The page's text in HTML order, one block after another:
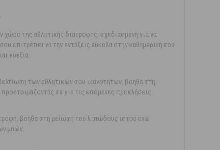
της αθλητικής διατροφής, σχεδιασμένη για να
επιτρέπει να την εντάξεις εύκολα στην καθημερινή σου
ευεξία.
των αθλητικών σου ικανοτήτων, βοηθά στη
σε για τις επόμενες προκλήσεις.
βοηθά στη μείωση του λιπώδους ιστού ενώ
μυών.